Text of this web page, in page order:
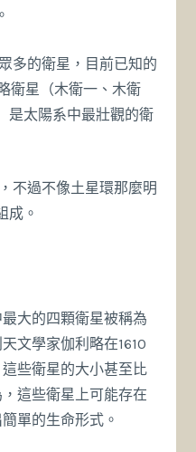
多的衛星，目前已知的
衛星（木衛一、木衛
是太陽系中最壯觀的衛
不過不像土星環那麼明
成。
大的四顆衛星被稱為
文學家伽利略在1610
些衛星的大小甚至比
這些衛星上可能存在
單的生命形式。